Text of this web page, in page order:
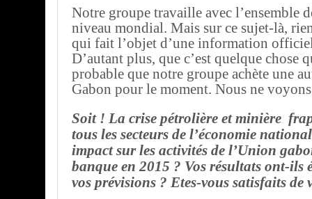
Notre groupe travaille avec l’ensemble
niveau mondial. Mais sur ce sujet-là,
qui fait l’objet d’une information
D’autant plus, que c’est quelque chose
probable que notre groupe achète une
Gabon pour le moment. Nous ne
Soit ! La crise pétrolière et minière
tous les secteurs de l’économie
impact sur les activités de l’Union
banque en 2015 ? Vos résultats ont-ils
vos prévisions ? Etes-vous satisfaits de